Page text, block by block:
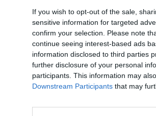
If you wish to opt-out of the sale,
sensitive information for targeted
confirm your selection. Please note
continue seeing interest-based ads
information disclosed to third parties
further disclosure of your personal
participants. This information may
Downstream Participants that may